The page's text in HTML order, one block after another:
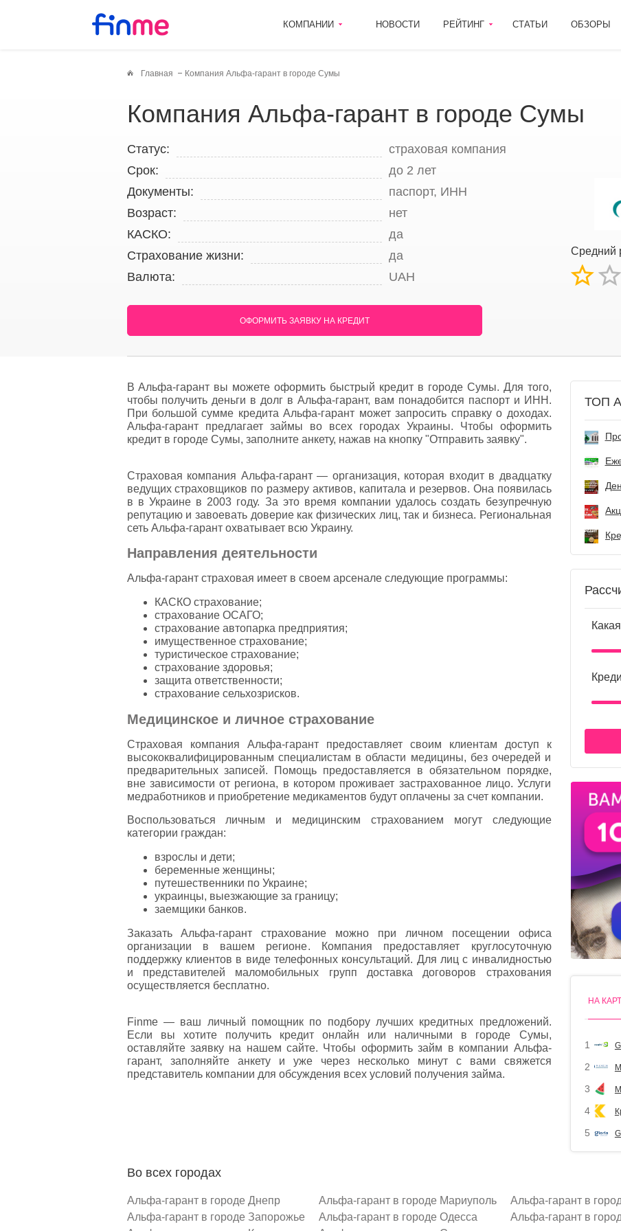
КОМПАНИИ НОВОСТИ РЕЙТИНГ СТАТЬИ ОБЗОРЫ
Главная Компания Альфа-гарант в городе Сумы
Компания Альфа-гарант в городе Сумы
Средний
Статус:
страховая компания
Срок:
до 2 лет
Документы:
паспорт, ИНН
Возраст:
нет
КАСКО:
да
Страхование жизни:
да
Валюта:
UAH
ОФОРМИТЬ ЗАЯВКУ НА КРЕДИТ
В Альфа-гарант вы можете оформить быстрый кредит в городе Сумы. Для того,
чтобы получить деньги в долг в Альфа-гарант, вам понадобится паспорт и ИНН.
При большой сумме кредита Альфа-гарант может запросить справку о доходах.
Альфа-гарант предлагает займы во всех городах Украины. Чтобы оформить
кредит в городе Сумы, заполните анкету, нажав на кнопку "Отправить заявку".
Страховая компания Альфа-гарант — организация, которая входит в двадцатку
ведущих страховщиков по размеру активов, капитала и резервов. Она появилась
в в Украине в 2003 году. За это время компании удалось создать безупречную
репутацию и завоевать доверие как физических лиц, так и бизнеса. Региональная
сеть Альфа-гарант охватывает всю Украину.
Направления деятельности
Альфа-гарант страховая имеет в своем арсенале следующие программы:
КАСКО страхование;
страхование ОСАГО;
страхование автопарка предприятия;
имущественное страхование;
туристическое страхование;
страхование здоровья;
защита ответственности;
страхование сельхозрисков.
Медицинское и личное страхование
Страховая компания Альфа-гарант предоставляет своим клиентам доступ к
высококвалифицированным специалистам в области медицины, без очередей и
предварительных записей. Помощь предоставляется в обязательном порядке,
вне зависимости от региона, в котором проживает застрахованное лицо. Услуги
медработников и приобретение медикаментов будут оплачены за счет компании.
Воспользоваться личным и медицинским страхованием могут следующие
категории граждан:
взрослы и дети;
беременные женщины;
путешественники по Украине;
украинцы, выезжающие за границу;
заемщики банков.
Заказать Альфа-гарант страхование можно при личном посещении офиса
организации в вашем регионе. Компания предоставляет круглосуточную
поддержку клиентов в виде телефонных консультаций. Для лиц с инвалидностью
и представителей маломобильных групп доставка договоров страхования
осуществляется бесплатно.
Finme — ваш личный помощник по подбору лучших кредитных предложений.
Если вы хотите получить кредит онлайн или наличными в городе Сумы,
оставляйте заявку на нашем сайте. Чтобы оформить займ в компании Альфа-
гарант, заполняйте анкету и уже через несколько минут с вами свяжется
представитель компании для обсуждения всех условий получения займа.
ТОП
НА
1
2
3
4
5
Во всех городах
Альфа-гарант в городе Днепр
Альфа-гарант в городе Запорожье
Альфа-гарант в городе Мариуполь
Альфа-гарант в городе Одесса
Альфа-гарант в
Альфа-гарант в